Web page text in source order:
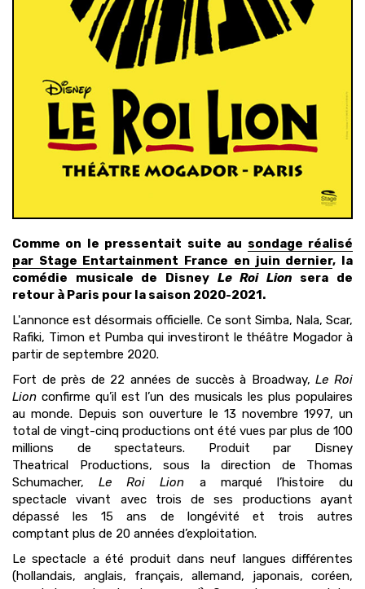
Comme on le pressentait suite au sondage réalisé
par Stage Entartainment France en juin dernier, la
comédie musicale de Disney Le Roi Lion sera de
retour à Paris pour la saison 2020-2021.
L'annonce est désormais officielle. Ce sont Simba, Nala, Scar,
Rafiki, Timon et Pumba qui investiront le théâtre Mogador à
partir de septembre 2020.
Fort de près de 22 années de succès à Broadway,Le Roi
Lion confirme qu’il est l’un des musicals les plus populaires
au monde. Depuis son ouverture le 13 novembre 1997, un
total de vingt-cinq productions ont été vues par plus de 100
millions de spectateurs. Produit par Disney
Theatrical Productions, sous la direction de Thomas
Schumacher,Le Roi Lion a marqué l’histoire du
spectaclevivant avec trois de ses productions ayant
dépassé les 15 ans de longévité et trois autres
comptant plus de 20 années d’exploitation.
Le spectacle a été produit dans neuf langues différentes
(hollandais, anglais, français, allemand, japonais, coréen,